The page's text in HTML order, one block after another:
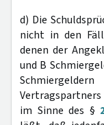
d) Die
nicht in den
denen der
und B
Vertragspartners
im Sinne des §